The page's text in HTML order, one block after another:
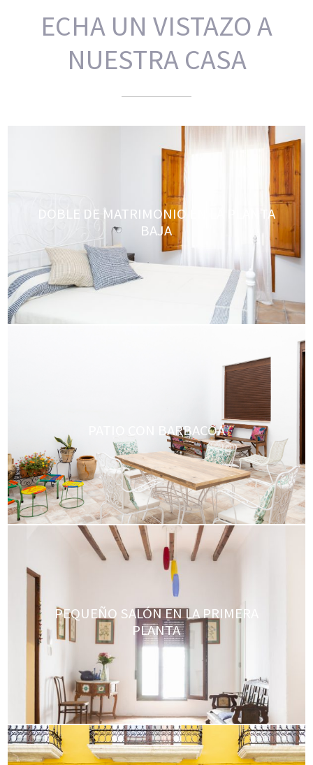
ECHA UN VISTAZO A
NUESTRA CASA
DOBLE DE MATRIMONIO EN LA PLANTA
BAJA
PATIO CON BARBACOA
PEQUEÑO SALÓN EN LA PRIMERA
PLANTA